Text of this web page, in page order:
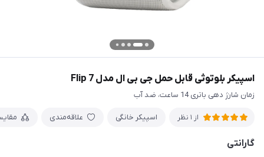
اسپیکر بلوتوثی قابل حمل جی بی ال مدل Flip 7
زمان شارژ دهی باتری 14 ساعت، ضد آب
از 1 نظر اسپیکر خانگی علاقه‌مندی
گارانتی